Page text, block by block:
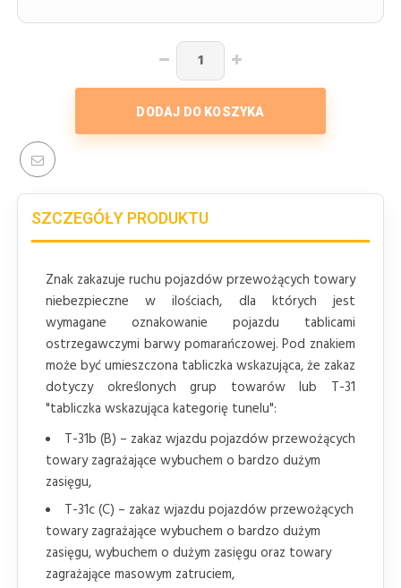
DODAJ DO KOSZYKA
SZCZEGÓŁY PRODUKTU
Znak zakazuje ruchu pojazdów przewożących towary
niebezpieczne w ilościach, dla których jest
wymagane oznakowanie pojazdu tablicami
ostrzegawczymi barwy pomarańczowej. Pod znakiem
może być umieszczona tabliczka wskazująca, że zakaz
dotyczy określonych grup towarów lub T-31
"tabliczka wskazująca kategorię tunelu":
T-31b (B) – zakaz wjazdu pojazdów przewożących
towary zagrażające wybuchem o bardzo dużym
zasięgu,
T-31c (C) – zakaz wjazdu pojazdów przewożących
towary zagrażające wybuchem o bardzo dużym
zasięgu, wybuchem o dużym zasięgu oraz towary
zagrażające masowym zatruciem,